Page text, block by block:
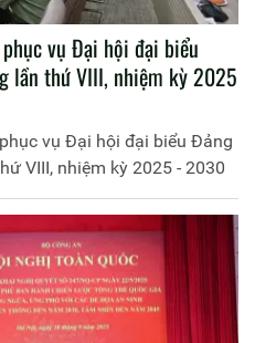
vụ Đại hội đại biểu
lần thứ VIII, nhiệm kỳ 2025
vụ Đại hội đại biểu Đảng
VIII, nhiệm kỳ 2025 - 2030